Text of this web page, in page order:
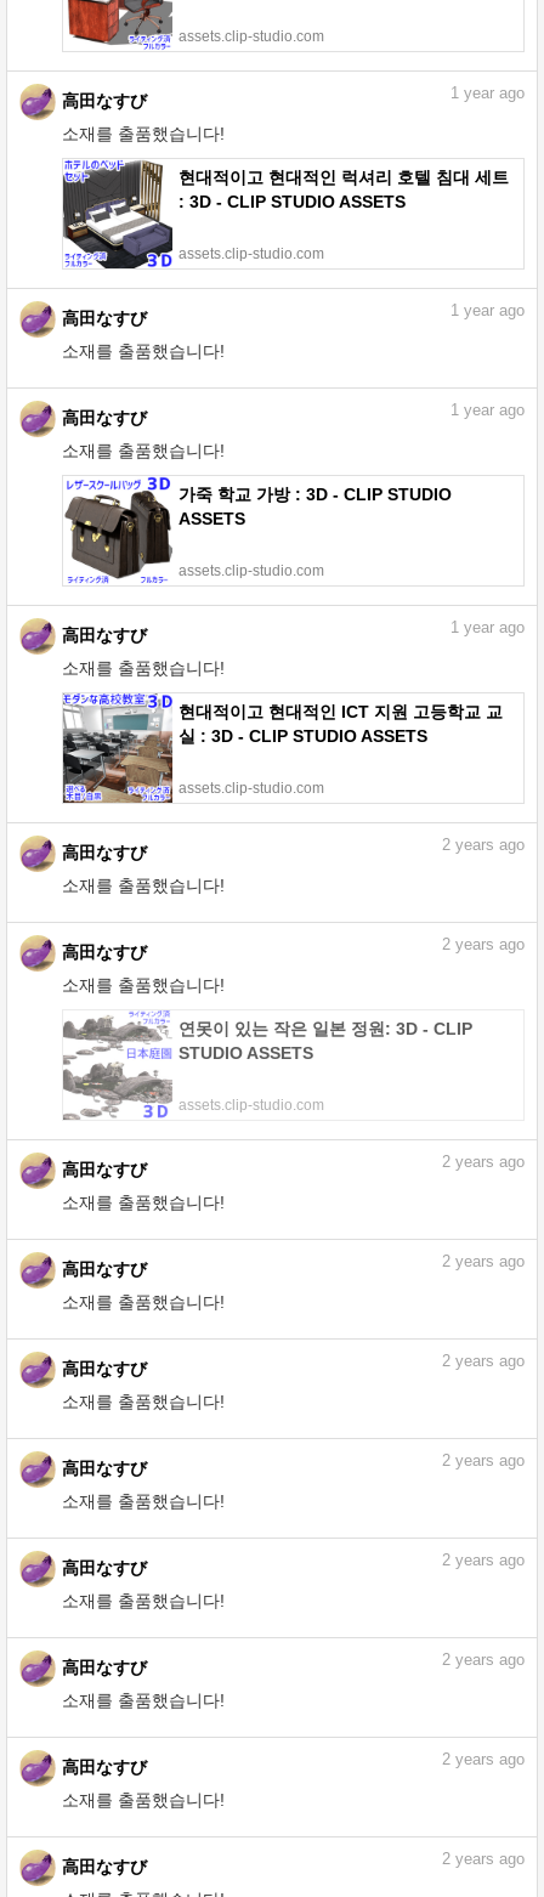
assets.clip-studio.com
高田なすび
소재를 출품했습니다!
1 year ago
현대적이고 현대적인 럭셔리 호텔 침대 세트
: 3D - CLIP STUDIO ASSETS
assets.clip-studio.com
高田なすび
소재를 출품했습니다!
1 year ago
현대 럭셔리 리빙 가구 세트 : 3D - CLIP
高田なすび
소재를 출품했습니다!
가죽 학교 가방 : 3D - CLIP STUDIO
高田なすび
소재를 출품했습니다!
현대적이고 현대적인 ICT 지원 고등학교 교
카페 버거 세트 : 3D - CLIP STUDIO
연못이 있는 작은 일본 정원: 3D - CLIP
assets.clip-studio.com
高田なすび
소재를 출품했습니다!
高田なすび
소재를 출품했습니다!
高田なすび
소재를 출품했습니다!
高田なすび
소재를 출품했습니다!
高田なすび
소재를 출품했습니다!